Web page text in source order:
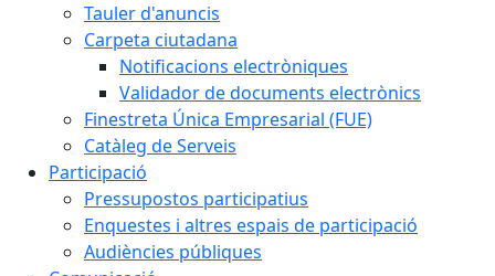
Tauler d'anuncis
Carpeta ciutadana
Notificacions electròniques
Validador de documents electrònics
Finestreta Única Empresarial (FUE)
Catàleg de Serveis
Participació
Pressupostos participatius
Enquestes i altres espais de participació
Audiències públiques